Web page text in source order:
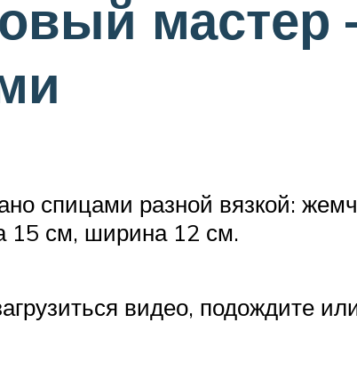
мастер
спицами разной вязкой:
15 см, ширина 12 см.
видео, подождите